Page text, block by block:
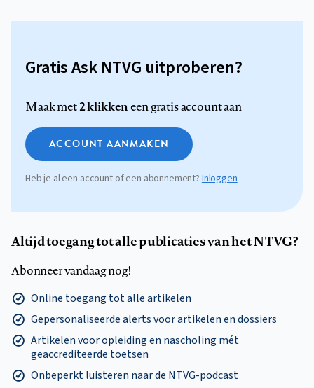
Gratis Ask NTVG uitproberen?
Maak met2 klikkeneen gratis account aan
ACCOUNT AANMAKEN
Heb je al een account of een abonnement?Inloggen
Altijd toegang tot alle publicaties van het NTVG?
Abonneer vandaag nog!
Online toegang tot alle artikelen
Gepersonaliseerde alerts voor artikelen en dossiers
Artikelen voor opleiding en nascholing mét
geaccrediteerde toetsen
Onbeperkt luisteren naar de NTVG-podcast